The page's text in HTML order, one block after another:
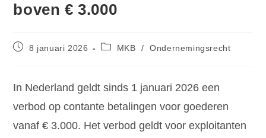
boven € 3.000
8 januari 2026 MKB / Ondernemingsrecht
In Nederland geldt sinds 1 januari 2026 een
verbod op contante betalingen voor goederen
vanaf € 3.000. Het verbod geldt voor exploitanten